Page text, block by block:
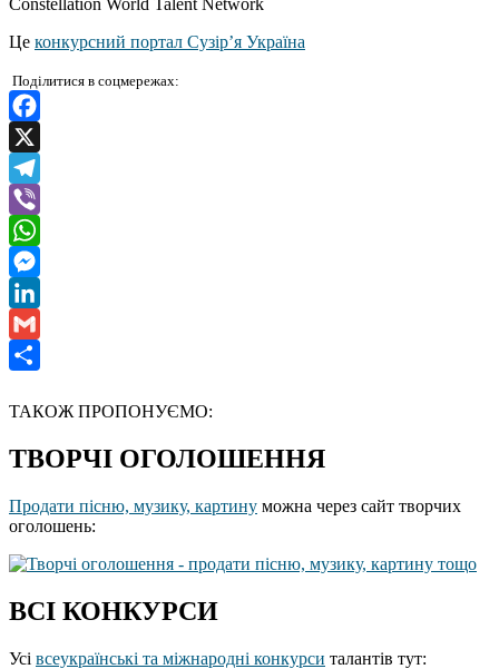
Constellation World Talent Network
Це конкурсний портал Сузір’я Україна
Поділитися в соцмережах:
Facebook
X
Telegram
Viber
WhatsApp
Messenger
LinkedIn
Gmail
ТАКОЖ ПРОПОНУЄМО:
ТВОРЧІ ОГОЛОШЕННЯ
Продати пісню, музику, картину можна через сайт творчих
оголошень:
ВСІ КОНКУРСИ
Усі всеукраїнські та міжнародні конкурси талантів тут: